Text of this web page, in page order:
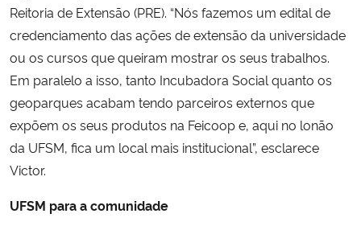
Reitoria de Extensão (PRE). “Nós fazemos um edital de
credenciamento das ações de extensão da universidade
ou os cursos que queiram mostrar os seus trabalhos.
Em paralelo a isso, tanto Incubadora Social quanto os
geoparques acabam tendo parceiros externos que
expõem os seus produtos na Feicoop e, aqui no lonão
da UFSM, fica um local mais institucional”, esclarece
Victor.
UFSM para a comunidade